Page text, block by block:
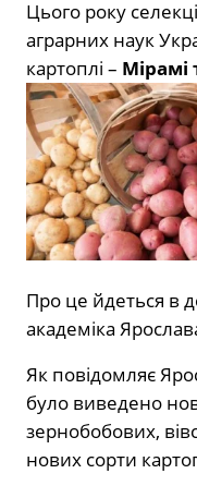
Цього року
аграрних наук
картоплі – Мірамі
Про це йдеться в
академіка
Як повідомляє
було виведено
зернобобових,
нових сорти